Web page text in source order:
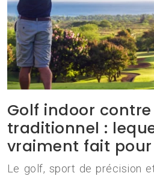
Golf indoor
traditionnel :
vraiment fait pour
Le golf, sport de précision